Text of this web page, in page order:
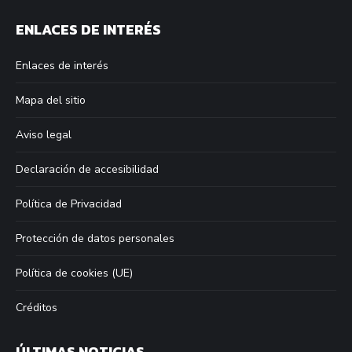
opens
new
window
opens
new
window
opens
new
window
opens
new
ENLACES DE INTERÉS
Enlaces de interés
Mapa del sitio
Aviso legal
Declaración de accesibilidad
Política de Privacidad
Protección de datos personales
Política de cookies (UE)
Créditos